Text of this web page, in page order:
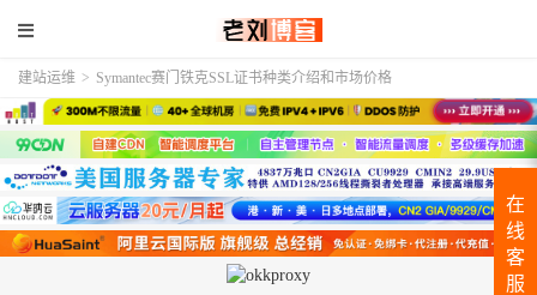
建站运维 > Symantec赛门铁克SSL证书种类介绍和市场价格
在
线
客
服